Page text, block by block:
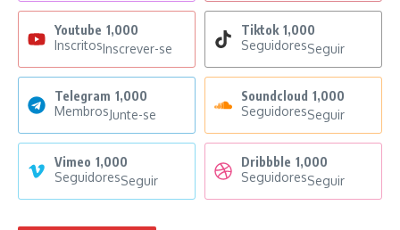
Youtube 1,000
InscritosInscrever-se
Tiktok 1,000
SeguidoresSeguir
Telegram 1,000
MembrosJunte-se
Soundcloud 1,000
SeguidoresSeguir
Vimeo 1,000
SeguidoresSeguir
Dribbble 1,000
SeguidoresSeguir